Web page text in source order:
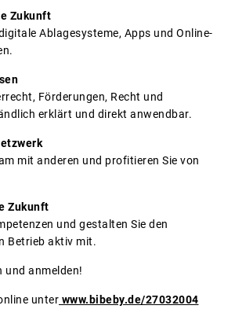
Zukunft
Ablagesysteme, Apps und Online-
Förderungen, Recht und
erklärt und direkt anwendbar.
mit anderen und profitieren Sie von
Zukunft
und gestalten Sie den
Betrieb aktiv mit.
und anmelden!
unter www.bibeby.de/27032004